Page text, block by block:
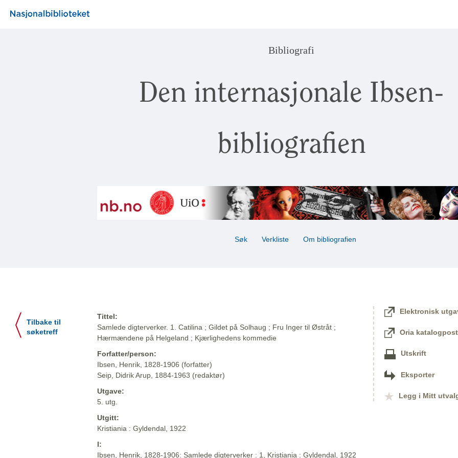
Bibliografi
Den internasjonale Ibsen-
bibliografien
Søk Verkliste Om bibliografien
Tilbake til
søketreff
Tittel:
Samlede digterverker. 1. Catilina ; Gildet på Solhaug ; Fru Inger til Østråt ;
Hærmændene på Helgeland ; Kjærlighedens kommedie
Forfatter/person:
Ibsen, Henrik, 1828-1906 (forfatter)
Seip, Didrik Arup, 1884-1963 (redaktør)
Utgave:
5. utg.
Utgitt:
Kristiania : Gyldendal, 1922
I:
Ibsen, Henrik, 1828-1906: Samlede digterverker : 1, Kristiania : Gyldendal, 1922
Elektronisk
Oria katalogpost
Utskrift
Eksporter
Legg i Mitt